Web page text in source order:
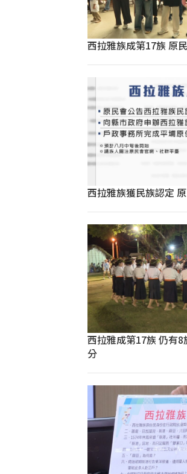
西拉雅族成第17族 原
西拉雅族獲民族認定
西拉雅成第17族 仍有
分